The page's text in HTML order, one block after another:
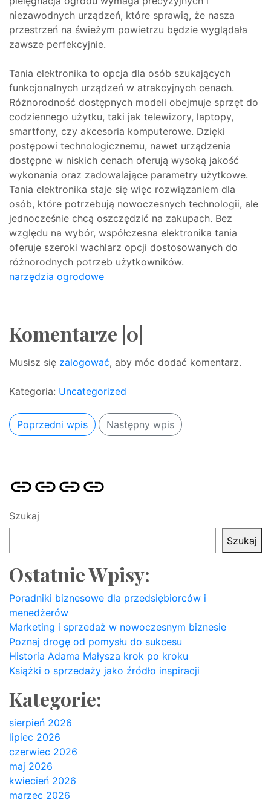
niezawodnych urządzeń, które sprawią, że nasza
przestrzeń na świeżym powietrzu będzie wyglądała
zawsze perfekcyjnie.
Tania elektronika to opcja dla osób szukających
funkcjonalnych urządzeń w atrakcyjnych cenach.
Różnorodność dostępnych modeli obejmuje sprzęt do
codziennego użytku, taki jak telewizory, laptopy,
smartfony, czy akcesoria komputerowe. Dzięki
postępowi technologicznemu, nawet urządzenia
dostępne w niskich cenach oferują wysoką jakość
wykonania oraz zadowalające parametry użytkowe.
Tania elektronika staje się więc rozwiązaniem dla
osób, które potrzebują nowoczesnych technologii, ale
jednocześnie chcą oszczędzić na zakupach. Bez
względu na wybór, współczesna elektronika tania
oferuje szeroki wachlarz opcji dostosowanych do
różnorodnych potrzeb użytkowników.
narzędzia ogrodowe
Komentarze |0|
Musisz się zalogować, aby móc dodać komentarz.
Kategoria: Uncategorized
Poprzedni wpis Następny wpis
Strona
główna
Pozycjonowanie
Stron
SKLEP
SEO
BLOG
Szukaj
Szukaj
Ostatnie Wpisy:
Poradniki biznesowe dla przedsiębiorców i
menedżerów
Marketing i sprzedaż w nowoczesnym biznesie
Poznaj drogę od pomysłu do sukcesu
Historia Adama Małysza krok po kroku
Książki o sprzedaży jako źródło inspiracji
Kategorie:
sierpień 2026
lipiec 2026
czerwiec 2026
maj 2026
kwiecień 2026
marzec 2026